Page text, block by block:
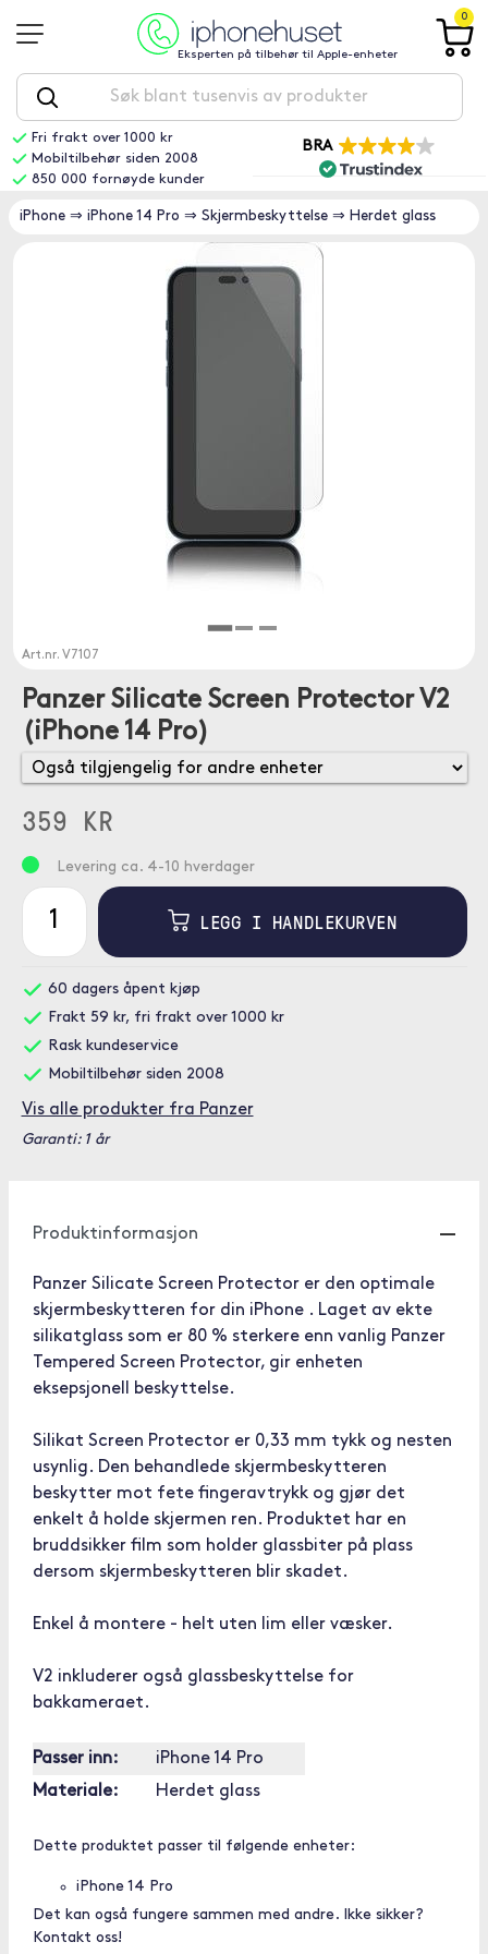
Eksperten på tilbehør til Apple-enheter
0
Fri frakt over 1000 kr
Mobiltilbehør siden 2008
850 000 fornøyde kunder
BRA
iPhone ⇒ iPhone 14 Pro ⇒ Skjermbeskyttelse ⇒ Herdet glass
Art.nr. V7107
Panzer Silicate Screen Protector V2
(iPhone 14 Pro)
359 KR
Levering ca. 4-10 hverdager
LEGG I HANDLEKURVEN
60 dagers åpent kjøp
Frakt 59 kr, fri frakt over 1000 kr
Rask kundeservice
Mobiltilbehør siden 2008
Vis alle produkter fra Panzer
Garanti: 1 år
Produktinformasjon
Panzer Silicate Screen Protector er den optimale
skjermbeskytteren for din iPhone . Laget av ekte
silikatglass som er 80 % sterkere enn vanlig Panzer
Tempered Screen Protector, gir enheten
eksepsjonell beskyttelse.
Silikat Screen Protector er 0,33 mm tykk og nesten
usynlig. Den behandlede skjermbeskytteren
beskytter mot fete fingeravtrykk og gjør det
enkelt å holde skjermen ren. Produktet har en
bruddsikker film som holder glassbiter på plass
dersom skjermbeskytteren blir skadet.
Enkel å montere - helt uten lim eller væsker.
V2 inkluderer også glassbeskyttelse for
bakkameraet.
Passer inn:
iPhone 14 Pro
Materiale:
Herdet glass
Dette produktet passer til følgende enheter:
iPhone 14 Pro
Det kan også fungere sammen med andre. Ikke sikker?
Kontakt oss!